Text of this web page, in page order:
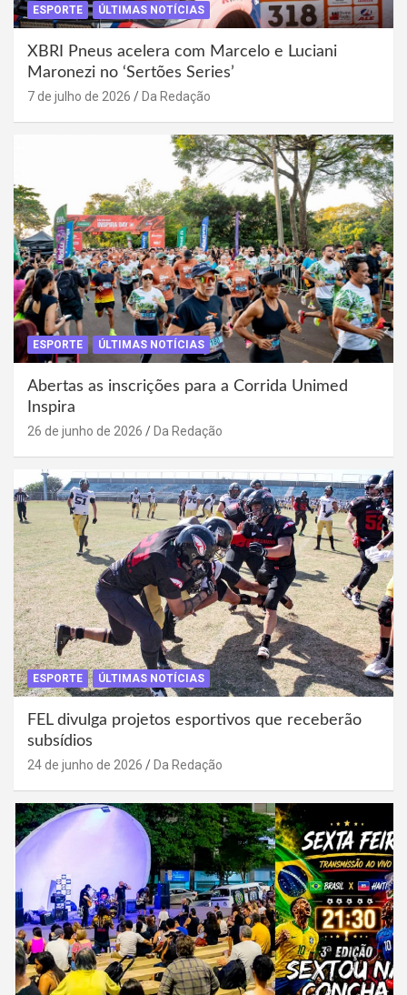
ESPORTE ÚLTIMAS NOTÍCIAS
XBRI Pneus acelera com Marcelo e Luciani
Maronezi no ‘Sertões Series’
7 de julho de 2026 Da Redação
ESPORTE ÚLTIMAS NOTÍCIAS
Abertas as inscrições para a Corrida Unimed
Inspira
26 de junho de 2026 Da Redação
ESPORTE ÚLTIMAS NOTÍCIAS
FEL divulga projetos esportivos que receberão
subsídios
24 de junho de 2026 Da Redação